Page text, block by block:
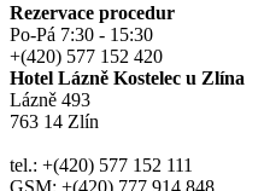
Rezervace procedur
Po-Pá 7:30 - 15:30
+(420) 577 152 420
Hotel Lázně Kostelec u Zlína
Lázně 493
763 14 Zlín
tel.: +(420) 577 152 111
GSM: +(420) 777 914 848